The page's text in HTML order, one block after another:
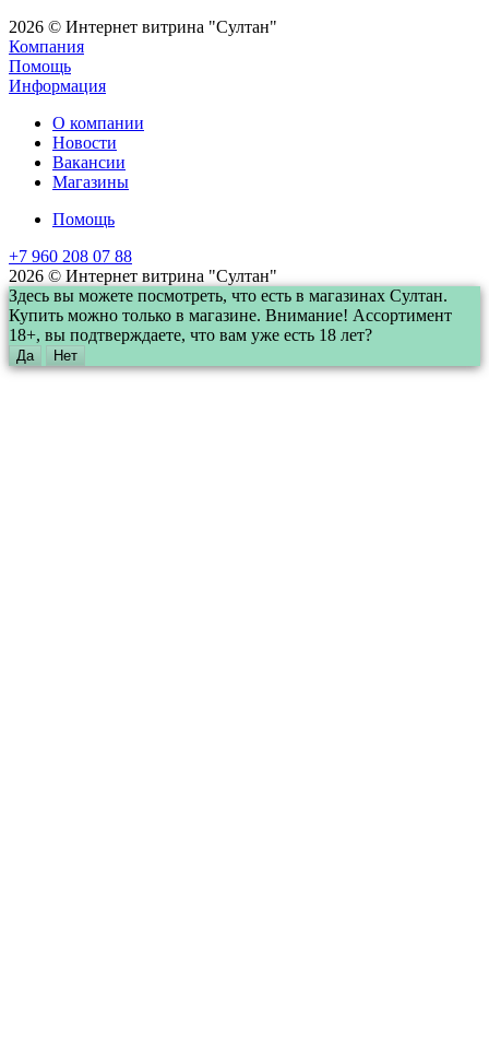
2026 © Интернет витрина "Султан"
Компания
Помощь
Информация
О компании
Новости
Вакансии
Магазины
Помощь
+7 960 208 07 88
2026 © Интернет витрина "Султан"
Здесь вы можете посмотреть, что есть в магазинах Султан.
Купить можно только в магазине. Внимание! Ассортимент
18+, вы подтверждаете, что вам уже есть 18 лет?